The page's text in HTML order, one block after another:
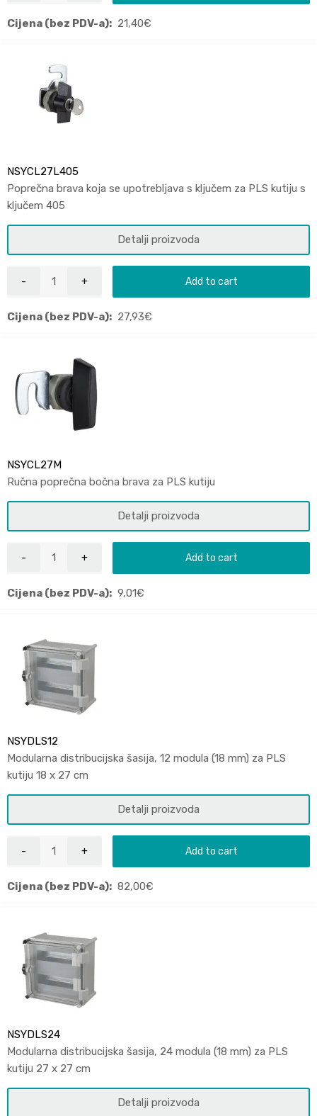
Cijena (bez PDV-a): 21,40€
NSYCL27L405
Poprečna brava koja se upotrebljava s ključem za PLS kutiju s
ključem 405
Detalji proizvoda
Add to cart
Cijena (bez PDV-a): 27,93€
NSYCL27M
Ručna poprečna bočna brava za PLS kutiju
Detalji proizvoda
Add to cart
Cijena (bez PDV-a): 9,01€
NSYDLS12
Modularna distribucijska šasija, 12 modula (18 mm) za PLS
kutiju 18 x 27 cm
Detalji proizvoda
Add to cart
Cijena (bez PDV-a): 82,00€
NSYDLS24
Modularna distribucijska šasija, 24 modula (18 mm) za PLS
kutiju 27 x 27 cm
Detalji proizvoda